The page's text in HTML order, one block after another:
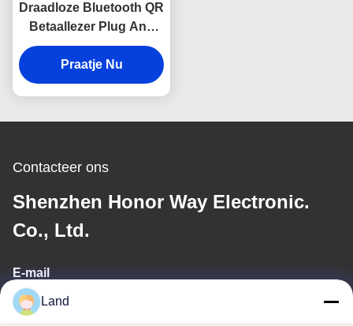
Draadloze Bluetooth QR
Betaallezer Plug And
Play 2D QR Code Scan
Voor E-portemonnee
Praatje Nu
Contacteer ons
Shenzhen Honor Way Electronic.
Co., Ltd.
E-mail
land@szhw-tech.com
Land